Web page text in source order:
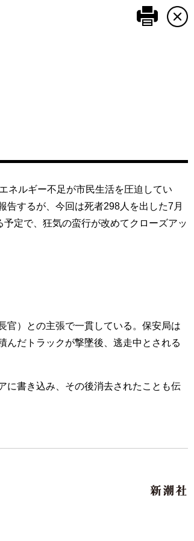
このペ
ネルギー不足が市民生活を圧迫してい
するが、今回は死者298人を出した7月
定で、狂気の蛮行が改めてクローズアッ
）との主張で一貫している。保安局は
んだトラックが撃墜後、逃走中とされる
に書き込み、その後消去されたことも伝